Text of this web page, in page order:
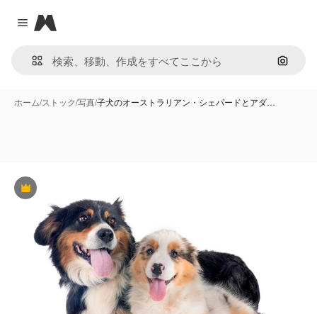
Close menu
Magnific
画像で
ホーム/ストック/写真/子犬のオーストラリアン・シェパードとアダ…
Premium